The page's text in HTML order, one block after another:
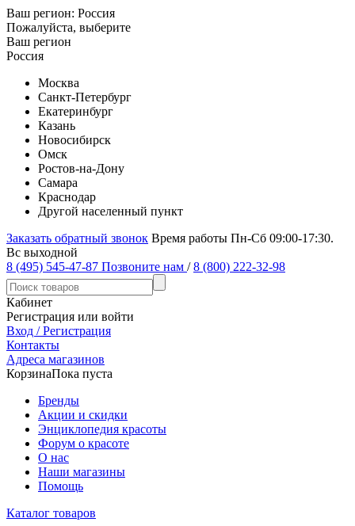
Ваш регион: Россия
Пожалуйста, выберите
Ваш регион
Россия
Москва
Санкт-Петербург
Екатеринбург
Казань
Новосибирск
Омск
Ростов-на-Дону
Самара
Краснодар
Другой населенный пункт
Заказать обратный звонок Время работы Пн-Сб 09:00-17:30.
Вс выходной
8 (495) 545-47-87 Позвоните нам / 8 (800) 222-32-98
Кабинет
Регистрация или войти
Вход / Регистрация
Контакты
Адреса магазинов
КорзинаПока пуста
Бренды
Акции и скидки
Энциклопедия красоты
Форум о красоте
О нас
Наши магазины
Помощь
Каталог товаров